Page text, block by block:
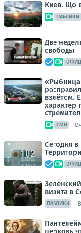
Киев. Що
ПАБЛИКИ
Две
свободы
«Рыбница
взлётом.
характер
СМИ
Сегодня
визита в
ПАБЛИКИ
церковь